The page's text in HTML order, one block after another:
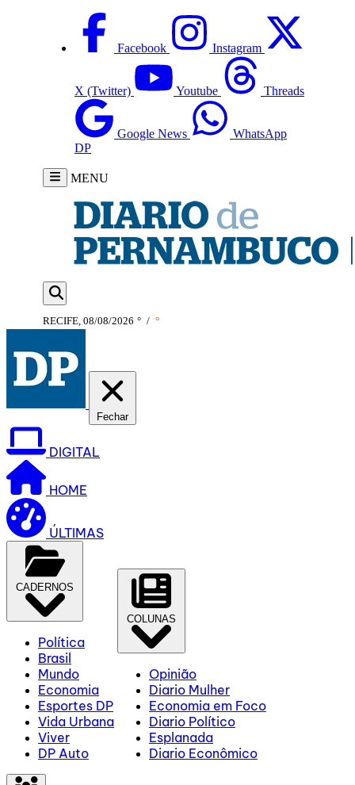
Facebook Instagram
X (Twitter) Youtube Threads
Google News
WhatsApp
DP
MENU
RECIFE, 08/08/2026 ° / °
Fechar
DIGITAL
HOME
ÚLTIMAS
CADERNOS
Política
Brasil
Mundo
Economia
Esportes DP
Vida Urbana
Viver
DP Auto
COLUNAS
Opinião
Diario Mulher
Economia em Foco
Diario Político
Esplanada
Diario Econômico